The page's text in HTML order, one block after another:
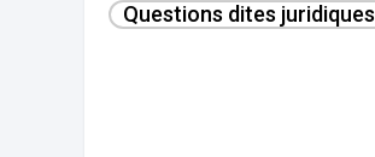
ChariaQuestions dites juridiques